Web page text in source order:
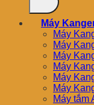
Máy
Máy
Máy
Máy
Máy
Máy
Máy
Máy tắm